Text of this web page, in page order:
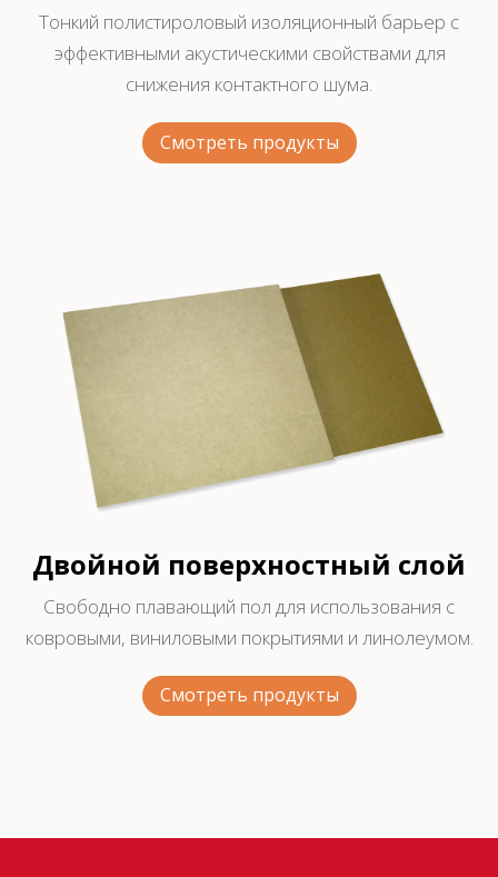
Тонкий полистироловый изоляционный барьер с
эффективными акустическими свойствами для
снижения контактного шума.
Смотреть продукты
Двойной поверхностный слой
Свободно плавающий пол для использования с
ковровыми, виниловыми покрытиями и линолеумом.
Смотреть продукты